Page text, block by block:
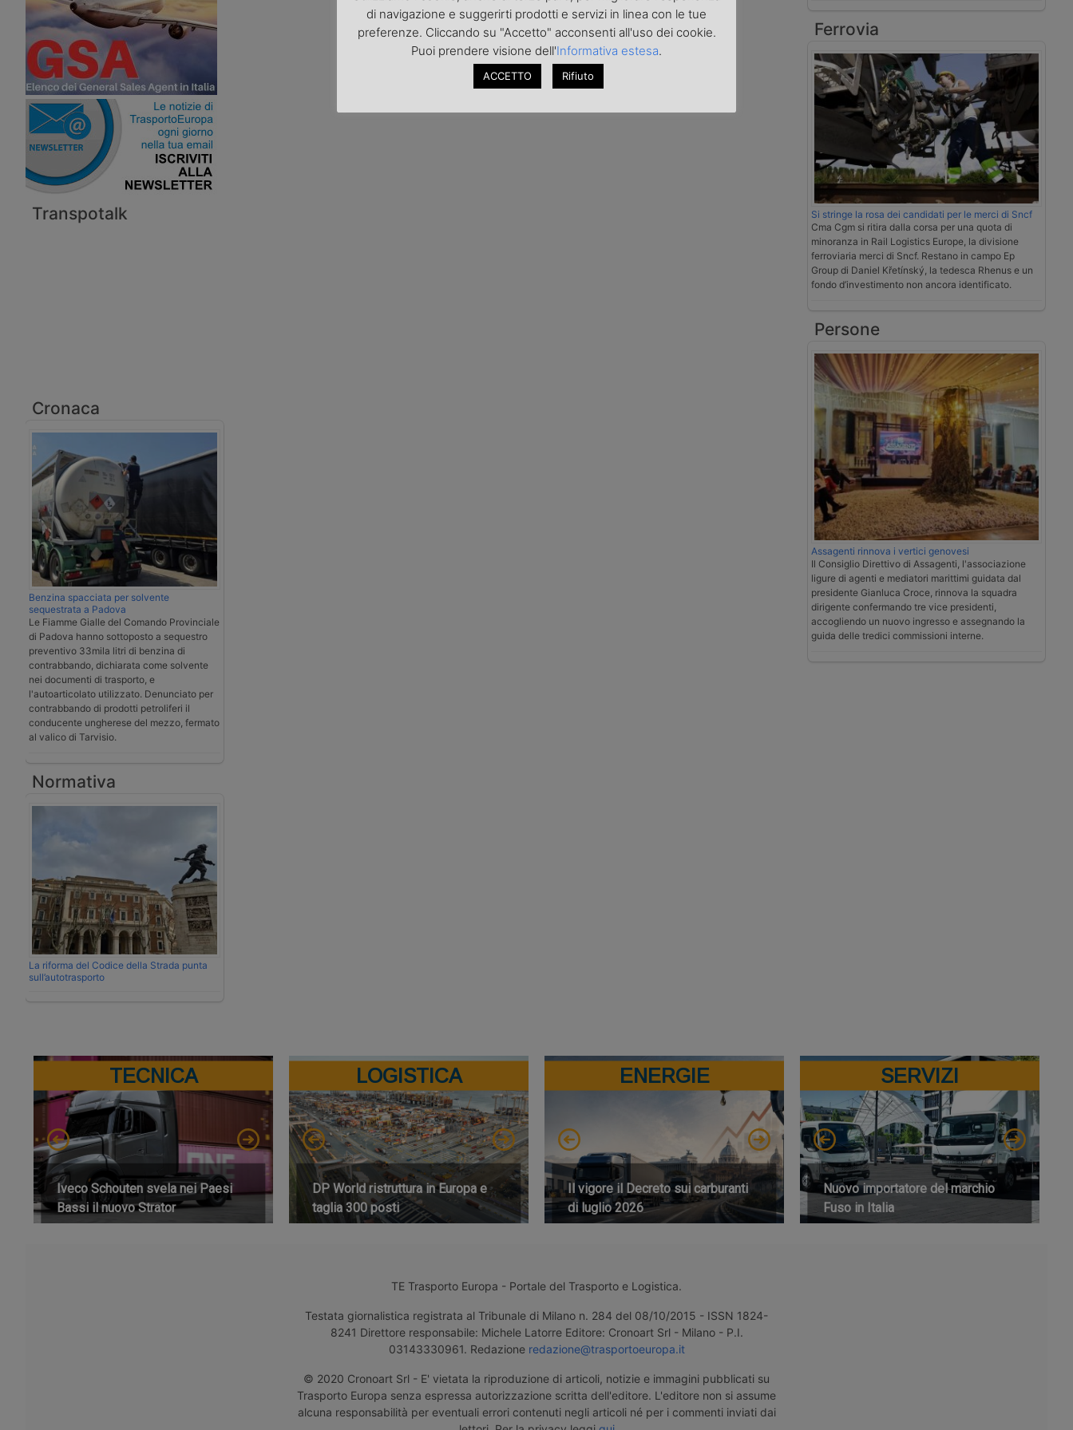
Transpotalk
Cronaca
Benzina spacciata per solvente
sequestrata a Padova
Le Fiamme Gialle del Comando Provinciale
di Padova hanno sottoposto a sequestro
preventivo 33mila litri di benzina di
contrabbando, dichiarata come solvente
nei documenti di trasporto, e
l'autoarticolato utilizzato. Denunciato per
contrabbando di prodotti petroliferi il
conducente ungherese del mezzo, fermato
al valico di Tarvisio.
Normativa
La riforma del Codice della Strada punta
sull’autotrasporto
Ferrovia
Si stringe la rosa dei candidati per le merci di Sncf
Cma Cgm si ritira dalla corsa per una quota di
minoranza in Rail Logistics Europe, la divisione
ferroviaria merci di Sncf. Restano in campo Ep
Group di Daniel Křetínský, la tedesca Rhenus e un
fondo d’investimento non ancora identificato.
Persone
Assagenti rinnova i vertici genovesi
Il Consiglio Direttivo di Assagenti, l'associazione
ligure di agenti e mediatori marittimi guidata dal
presidente Gianluca Croce, rinnova la squadra
dirigente confermando tre vice presidenti,
accogliendo un nuovo ingresso e assegnando la
guida delle tredici commissioni interne.
TECNICA
Iveco Schouten svela nei Paesi
Bassi il nuovo Strator
LOGISTICA
DP World ristruttura in Europa e
taglia 300 posti
ENERGIE
Il vigore il Decreto sui carburanti
di luglio 2026
SERVIZI
Nuovo importatore del marchio
Fuso in Italia
TE Trasporto Europa - Portale del Trasporto e Logistica.
Testata giornalistica registrata al Tribunale di Milano n. 284 del 08/10/2015 - ISSN 1824-
8241 Direttore responsabile: Michele Latorre Editore: Cronoart Srl - Milano - P.I.
03143330961. Redazione redazione@trasportoeuropa.it
© 2020 Cronoart Srl - E' vietata la riproduzione di articoli, notizie e immagini pubblicati su
Trasporto Europa senza espressa autorizzazione scritta dell'editore. L'editore non si assume
alcuna responsabilità per eventuali errori contenuti negli articoli né per i commenti inviati dai
di navigazione e suggerirti prodotti e servizi in linea con le tue
preferenze. Cliccando su "Accetto" acconsenti all'uso dei cookie.
Puoi prendere visione dell'Informativa estesa.
ACCETTO Rifiuto